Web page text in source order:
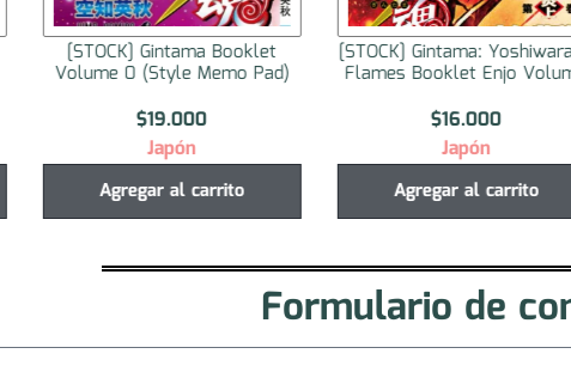
[STOCK] Gintama Booklet
Volume 0 (Style Memo Pad)
$19.000
Japón
Agregar al carrito
[STOCK] Gintama:
Flames Booklet Enjo
$16.000
Japón
Agregar al carrito
Formulario de